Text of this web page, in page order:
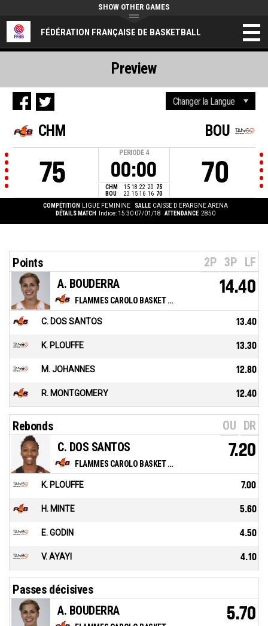
FÉDÉRATION FRANÇAISE DE BASKETBALL
SHOW OTHER GAMES
CHM
75
PERIODE 4
00:00
CHM 15 18 22 20 75
BOU
23 15 16 16 70
BOU
70
COMPÉTITION LIGUE FEMININE SALLE CAISSE D EPARGNE ARENA
DÉTAILS MATCH
Indice: 15:30 07/01/18 ATTENDANCE 2850
Preview
Points 2P 3P LF
FLAMMES CAROLO BASKET ARDENNES
A. BOUDERRA 14.40
C. DOS SANTOS 13.40
K. PLOUFFE 13.30
M. JOHANNES 12.80
R. MONTGOMERY 12.40
Rebonds OU DR
FLAMMES CAROLO BASKET ARDENNES
C. DOS SANTOS 7.20
K. PLOUFFE 7.00
H. MINTE 5.60
E. GODIN 4.50
V. AYAYI 4.10
Passes décisives
A. BOUDERRA 5.70